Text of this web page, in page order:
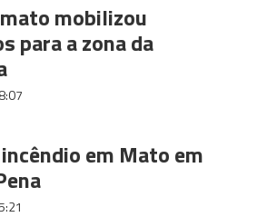
mobilizou
para a zona da
em Mato em